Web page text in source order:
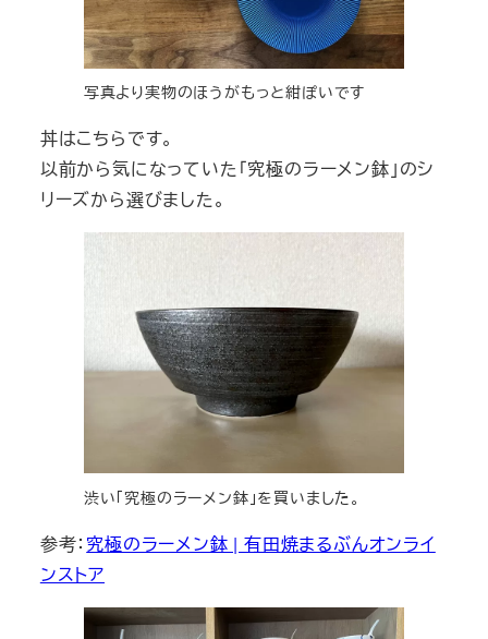
写真より実物のほうがもっと紺ぽいです
丼はこちらです。
以前から気になっていた「究極のラーメン鉢」のシ
リーズから選びました。
渋い「究極のラーメン鉢」を買いました。
参考： 究極のラーメン鉢 | 有田焼まるぶんオンライ
ンストア